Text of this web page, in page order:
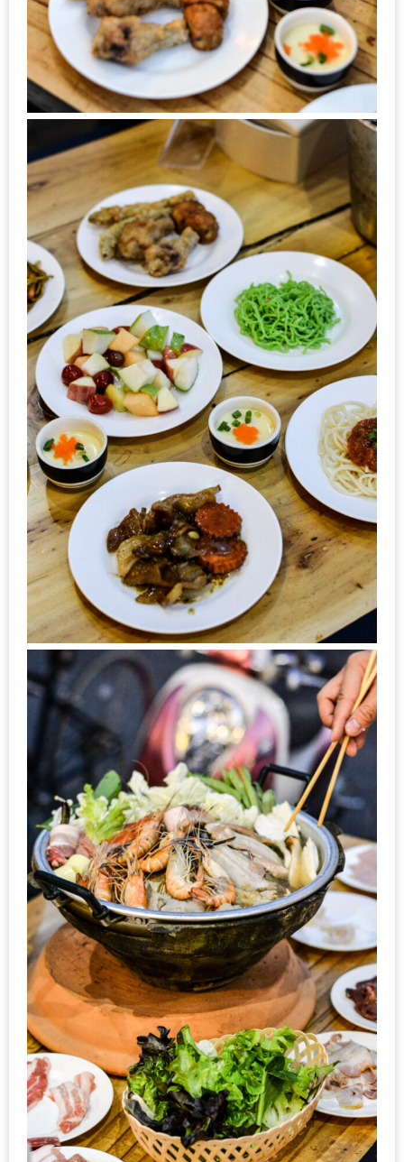
โม
ชั่
นวัน
แม่
แห่ง
ชาติ
2557
ร้าน
หมู
กระทะ
ทั่ว
เชียงใหม่
TOP30
ราคา
ไม่
เกิน
200
บาท
วงใน
แจก
ฟรี
LINE
GIFTCODE!
ลายแทง
อร่อย
ทั่ว
เชียงใหม่
ลุ้น
บัตร
รับ
ประทาน
บุฟเฟ่ต์
ฟรี
LE
CRYSTAL
เชียงใหม่
ฟรี
2